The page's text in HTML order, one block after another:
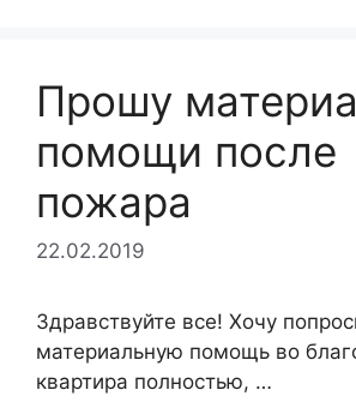
Прошу
помощи после
пожара
22.02.2019
Здравствуйте все! Хочу
материальную помощь во
квартира полностью, …